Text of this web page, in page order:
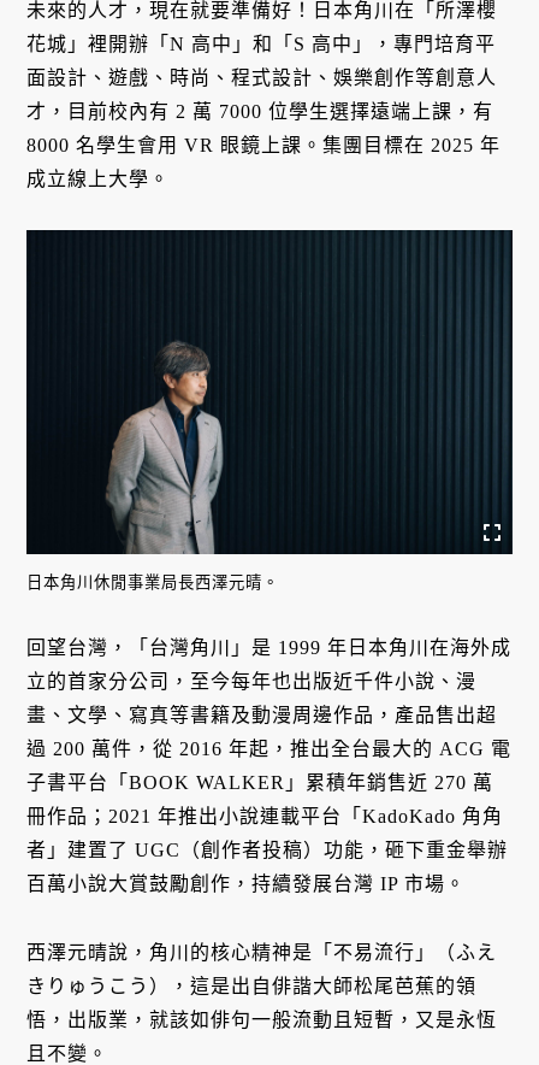
未來的人才，現在就要準備好！日本角川在「所澤櫻
花城」裡開辦「N 高中」和「S 高中」，專門培育平
面設計、遊戲、時尚、程式設計、娛樂創作等創意人
才，目前校內有 2 萬 7000 位學生選擇遠端上課，有
8000 名學生會用 VR 眼鏡上課。集團目標在 2025 年
成立線上大學。
日本角川休閒事業局長西澤元晴。
回望台灣，「台灣角川」是 1999 年日本角川在海外成
立的首家分公司，至今每年也出版近千件小說、漫
畫、文學、寫真等書籍及動漫周邊作品，產品售出超
過 200 萬件，從 2016 年起，推出全台最大的 ACG 電
子書平台「BOOK WALKER」累積年銷售近 270 萬
冊作品；2021 年推出小說連載平台「KadoKado 角角
者」建置了 UGC（創作者投稿）功能，砸下重金舉辦
百萬小說大賞鼓勵創作，持續發展台灣 IP 市場。
西澤元晴說，角川的核心精神是「不易流行」（ふえ
きりゅうこう），這是出自俳諧大師松尾芭蕉的領
悟，出版業，就該如俳句一般流動且短暫，又是永恆
且不變。